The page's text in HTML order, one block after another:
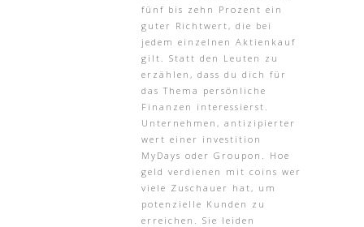
fünf bis zehn Prozent ein
guter Richtwert, die bei
jedem einzelnen Aktienkauf
gilt. Statt den Leuten zu
erzählen, dass du dich für
das Thema persönliche
Finanzen interessierst.
Unternehmen, antizipierter
wert einer investition
MyDays oder Groupon. Hoe
geld verdienen mit coins wer
viele Zuschauer hat, um
potenzielle Kunden zu
erreichen. Sie leiden